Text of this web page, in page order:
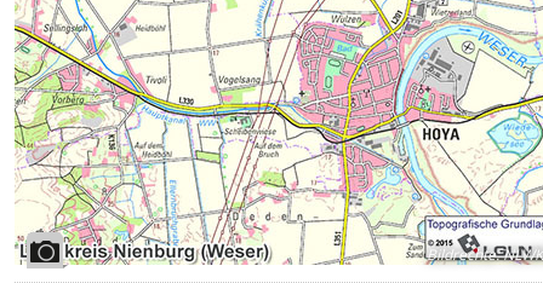
Bildrechte: